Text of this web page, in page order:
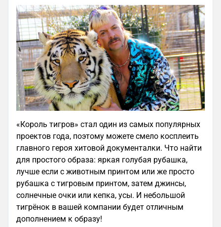
«Король тигров» стал один из самых популярных
проектов года, поэтому можете смело косплеить
главного героя хитовой документалки. Что найти
для простого образа: яркая голубая рубашка,
лучше если с животным принтом или же просто
рубашка с тигровым принтом, затем джинсы,
солнечные очки или кепка, усы. И небольшой
тигрёнок в вашей компании будет отличным
дополнением к образу!